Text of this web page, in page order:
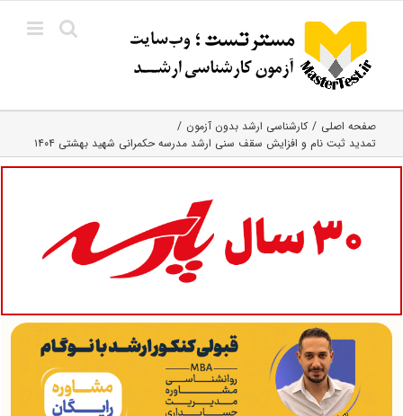
content
صفحه اصلی
کارشناسی ارشد بدون آزمون
تمدید ثبت نام و افزایش سقف سنی ارشد مدرسه حکمرانی شهید بهشتی ۱۴۰۴